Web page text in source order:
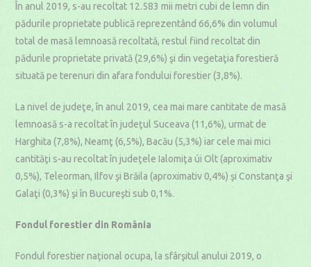
În anul 2019, s-au recoltat 12.583 mii metri cubi de lemn din
pădurile proprietate publică reprezentând 66,6% din volumul
total de masă lemnoasă recoltată, restul fiind recoltat din
pădurile proprietate privată (29,6%) şi din vegetaţia forestieră
situată pe terenuri din afara fondului forestier (3,8%).
La nivel de judeţe, în anul 2019, cea mai mare cantitate de masă
lemnoasă s-a recoltat în judeţul Suceava (11,6%), urmat de
Harghita (7,8%), Neamţ (6,5%), Bacău (5,3%) iar cele mai mici
cantităţi s-au recoltat în judeţele Ialomiţa úi Olt (aproximativ
0,5%), Teleorman, Ilfov şi Brăila (aproximativ 0,4%) şi Constanţa şi
Galaţi (0,3%) şi în Bucureşti sub 0,1%.
Fondul forestier din România
Fondul forestier naţional ocupa, la sfârşitul anului 2019, o